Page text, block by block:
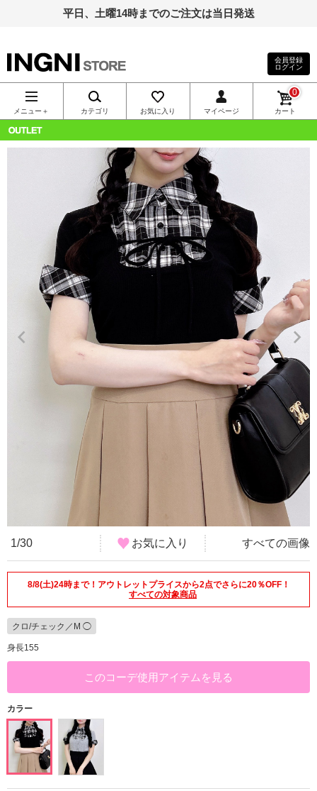
平日、土曜14時までのご注文は当日発送
INGNI（イン
グ）公式通
販｜INGNI
会員登録
ログイン
メニュー＋ カテゴリ お気に入り マイページ カート
0
OUTLET
1/30 お気に入り すべての画像
8/8(土)24時まで！アウトレットプライスから2点でさらに20％OFF！
すべての対象商品
クロ/チェック／M ◯
身長155
このコーデ使用アイテムを見る
カラー